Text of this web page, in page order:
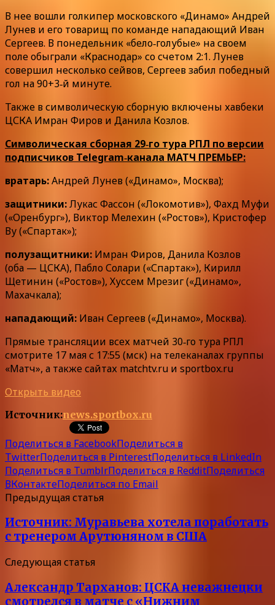
В нее вошли голкипер московского «Динамо» Андрей
Лунев и его товарищ по команде нападающий Иван
Сергеев. В понедельник «бело‑голубые» на своем
поле обыграли «Краснодар» со счетом 2:1. Лунев
совершил несколько сейвов, Сергеев забил победный
гол на 90+3‑й минуте.
Также в символическую сборную включены хавбеки
ЦСКА Имран Фиров и Данила Козлов.
Символическая сборная 29‑го тура РПЛ по версии
подписчиков Telegram‑канала МАТЧ ПРЕМЬЕР:
вратарь:Андрей Лунев («Динамо», Москва);
защитники:Лукас Фассон («Локомотив»), Фахд Муфи
(«Оренбург»), Виктор Мелехин («Ростов»), Кристофер
Ву («Спартак»);
полузащитники: Имран Фиров, Данила Козлов
(оба — ЦСКА), Пабло Солари («Спартак»), Кирилл
Щетинин («Ростов»), Хуссем Мрезиг («Динамо»,
Махачкала);
нападающий: Иван Сергеев («Динамо», Москва).
Прямые трансляции всех матчей 30‑го тура РПЛ
смотрите 17 мая с 17:55 (мск) на телеканалах группы
«Матч», а также сайтах matchtv.ru и sportbox.ru
Открыть видео
Источник:news.sportbox.ru
Поделиться в FacebookПоделиться в
TwitterПоделиться в PinterestПоделиться в LinkedIn
Поделиться в TumblrПоделиться в RedditПоделиться
ВКонтактеПоделиться по Email
Предыдущая статья
Источник: Муравьева хотела поработать
с тренером Арутюняном в США
Следующая статья
Александр Тарханов: ЦСКА неважнецки
смотрелся в матче с «Нижним